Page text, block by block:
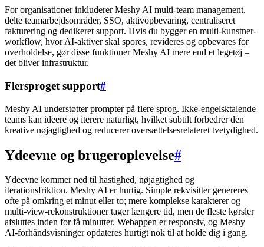
For organisationer inkluderer Meshy AI multi-team management,
delte teamarbejdsområder, SSO, aktivopbevaring, centraliseret
fakturering og dedikeret support. Hvis du bygger en multi-kunstner-
workflow, hvor AI-aktiver skal spores, revideres og opbevares for
overholdelse, gør disse funktioner Meshy AI mere end et legetøj –
det bliver infrastruktur.
Flersproget support#
Meshy AI understøtter prompter på flere sprog. Ikke-engelsktalende
teams kan ideere og iterere naturligt, hvilket subtilt forbedrer den
kreative nøjagtighed og reducerer oversættelsesrelateret tvetydighed.
Ydeevne og brugeroplevelse#
Ydeevne kommer ned til hastighed, nøjagtighed og
iterationsfriktion. Meshy AI er hurtig. Simple rekvisitter genereres
ofte på omkring et minut eller to; mere komplekse karakterer og
multi-view-rekonstruktioner tager længere tid, men de fleste kørsler
afsluttes inden for få minutter. Webappen er responsiv, og Meshy
AI-forhåndsvisninger opdateres hurtigt nok til at holde dig i gang.